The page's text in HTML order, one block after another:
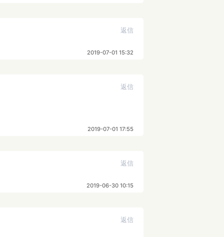
返信
2019-07-01 15:32
返信
2019-07-01 17:55
返信
2019-06-30 10:15
返信